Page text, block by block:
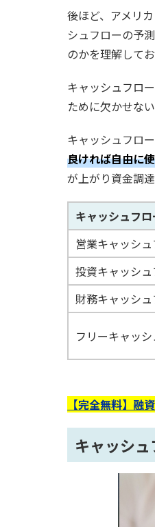
後ほど、アメリ
シュフローの予
のかを理解して
キャッシュフロ
ために欠かせない
キャッシュフロ
良ければ自由に
が上がり資金調
キャッシュフ
営業キャッシ
投資キャッシュ
財務キャッシュ
フリーキャッ
【完全無料】融
キャッシ